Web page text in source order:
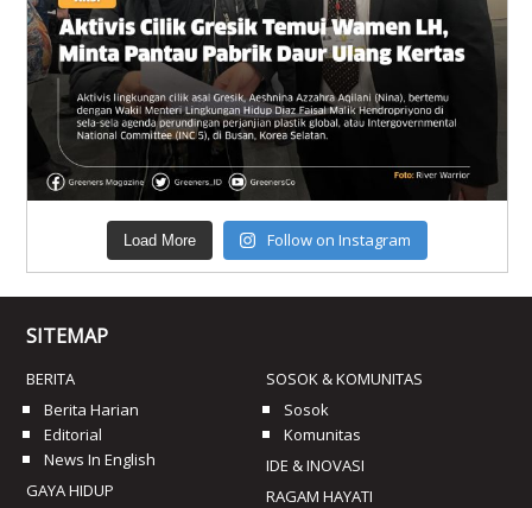
Load More Follow on Instagram
SITEMAP
BERITA
Berita Harian
Editorial
News In English
GAYA HIDUP
SOSOK & KOMUNITAS
Sosok
Komunitas
IDE & INOVASI
RAGAM HAYATI